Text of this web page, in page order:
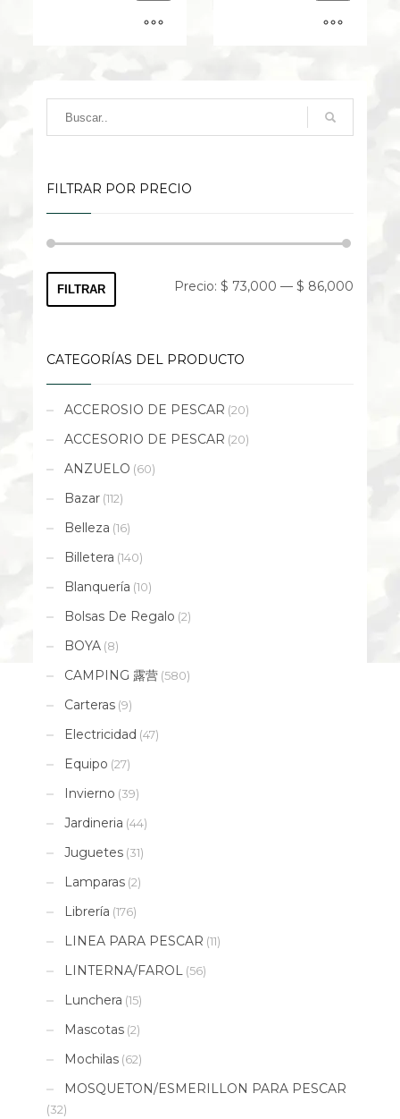
cantidad
cantidad
FILTRAR POR PRECIO
Precio
Precio
FILTRAR Precio: $ 73,000 — $ 86,000
CATEGORÍAS DEL PRODUCTO
ACCEROSIO DE PESCAR (20)
ACCESORIO DE PESCAR (20)
ANZUELO (60)
Bazar (112)
Belleza (16)
Billetera (140)
Blanquería (10)
Bolsas De Regalo (2)
BOYA (8)
CAMPING 露营 (580)
Carteras (9)
Electricidad (47)
Equipo (27)
Invierno (39)
Jardineria (44)
Juguetes (31)
Lamparas (2)
Librería (176)
LINEA PARA PESCAR (11)
LINTERNA/FAROL (56)
Lunchera (15)
Mascotas (2)
Mochilas (62)
MOSQUETON/ESMERILLON PARA PESCAR
(32)